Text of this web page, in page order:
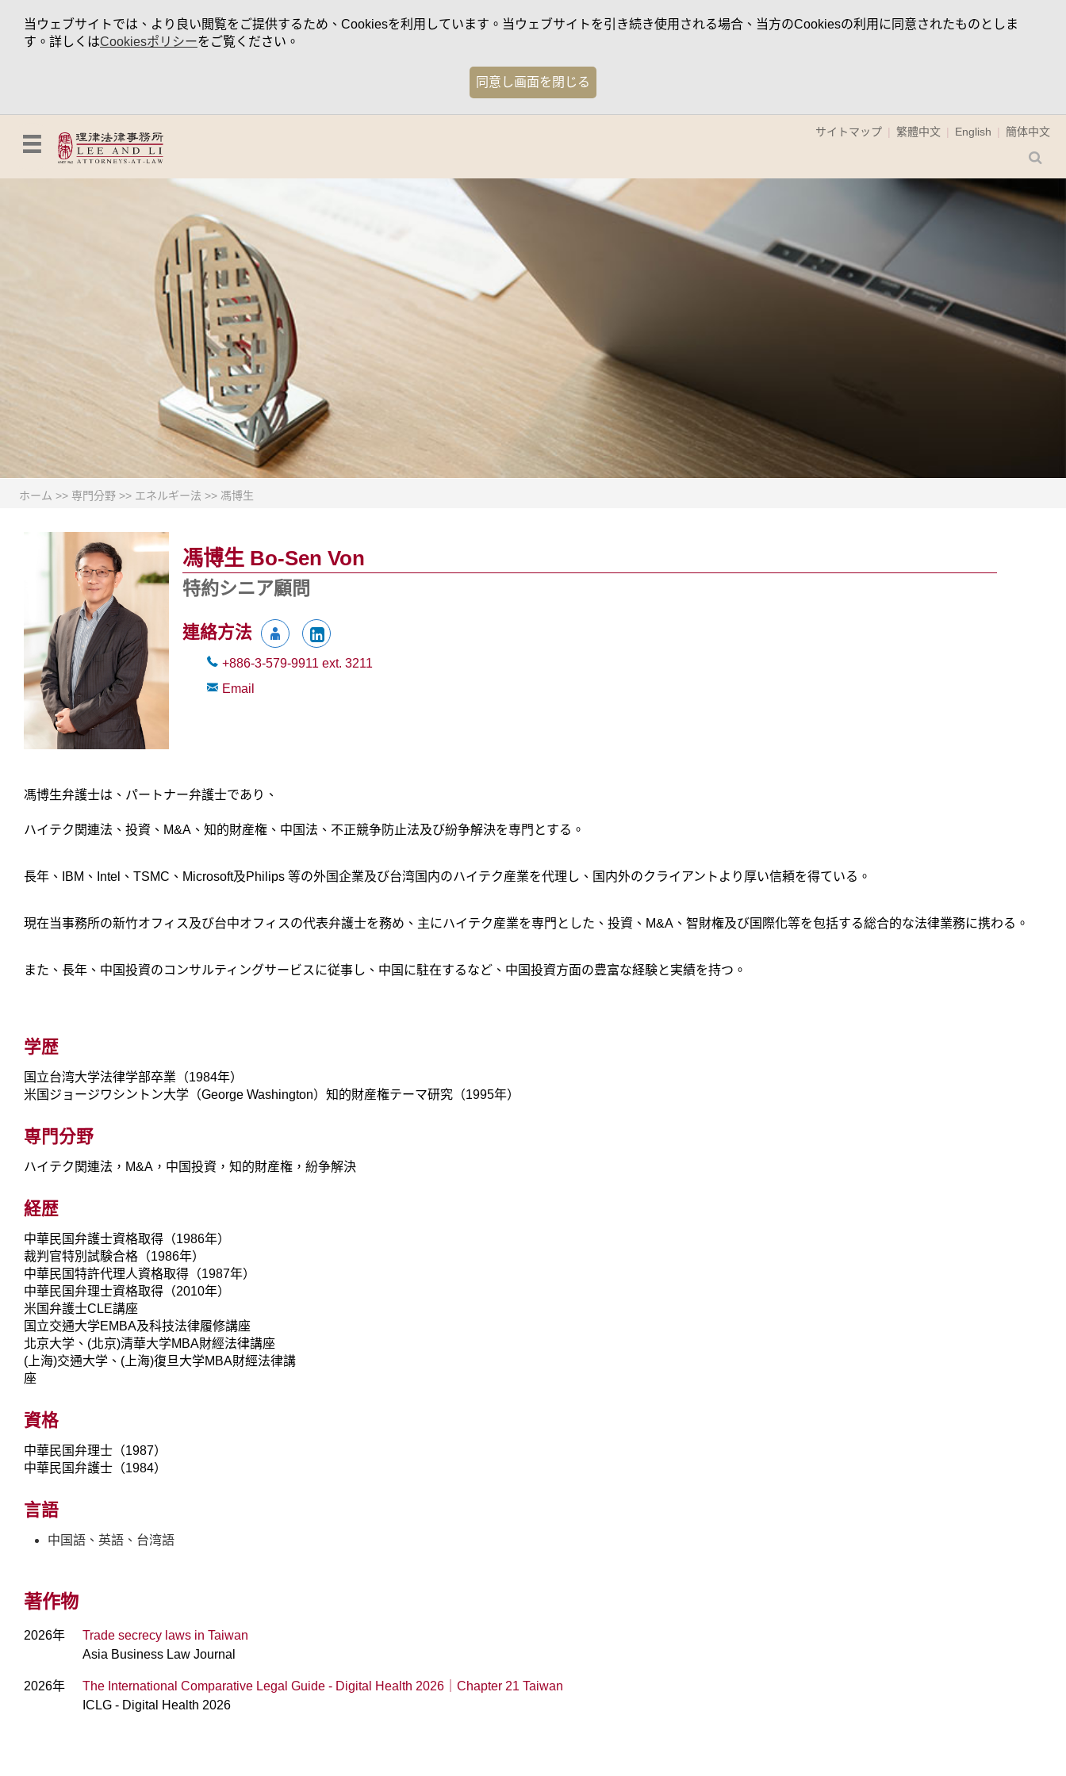
当ウェブサイトでは、より良い閲覧をご提供するため、Cookiesを利用しています。当ウェブサイトを引き続き使用される場合、当方のCookiesの利用に同意されたものとしま
す。詳しくはCookiesポリシーをご覧ください。
同意し画面を閉じる
サイトマップ 繁體中文 English 簡体中文
ホーム >> 専門分野 >> エネルギー法 >> 馮博生
馮博生 Bo-Sen Von
特約シニア顧問
連絡方法
+886-3-579-9911 ext. 3211
Email
馮博生弁護士は、パートナー弁護士であり、
ハイテク関連法、投資、M&A、知的財産権、中国法、不正競争防止法及び紛争解決を専門とする。
長年、IBM、Intel、TSMC、Microsoft及Philips 等の外国企業及び台湾国内のハイテク産業を代理し、国内外のクライアントより厚い信頼を得ている。
現在当事務所の新竹オフィス及び台中オフィスの代表弁護士を務め、主にハイテク産業を専門とした、投資、M&A、智財権及び国際化等を包括する総合的な法律業務に携わる。
また、長年、中国投資のコンサルティングサービスに従事し、中国に駐在するなど、中国投資方面の豊富な経験と実績を持つ。
学歴
国立台湾大学法律学部卒業（1984年）
米国ジョージワシントン大学（George Washington）知的財産権テーマ研究（1995年）
専門分野
ハイテク関連法，M&A，中国投資，知的財産権，紛争解決
経歴
中華民国弁護士資格取得（1986年）
裁判官特別試験合格（1986年）
中華民国特許代理人資格取得（1987年）
中華民国弁理士資格取得（2010年）
米国弁護士CLE講座
国立交通大学EMBA及科技法律履修講座
北京大学、(北京)清華大学MBA財經法律講座
(上海)交通大学、(上海)復旦大学MBA財經法律講
座
資格
中華民国弁理士（1987）
中華民国弁護士（1984）
言語
中国語、英語、台湾語
著作物
2026年
Trade secrecy laws in Taiwan
Asia Business Law Journal
2026年
The International Comparative Legal Guide - Digital Health 2026｜Chapter 21 Taiwan
ICLG - Digital Health 2026